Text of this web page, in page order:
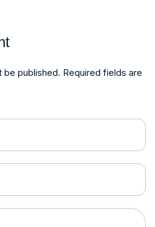
be published. Required fields are